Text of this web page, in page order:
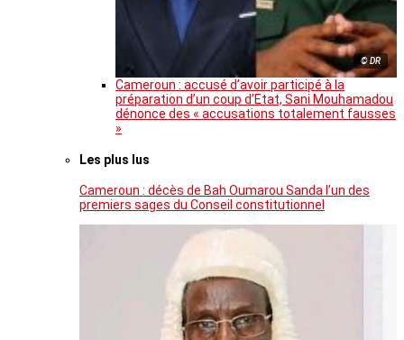
© DR
Cameroun : accusé d’avoir participé à la
préparation d’un coup d’Etat, Sani Mouhamadou
dénonce des « accusations totalement fausses
»
Les plus lus
Cameroun : décès de Bah Oumarou Sanda l’un des
premiers sages du Conseil constitutionnel